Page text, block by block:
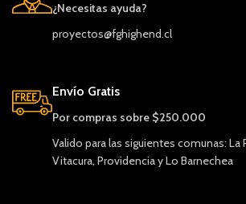
¿Necesitas ayuda?
proyectos@fghighend.cl
Envío Gratis
Por compras sobre $250.000
Valido para las siguientes comunas: La
Vitacura, Providencia y Lo Barnechea